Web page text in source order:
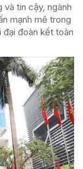
tin cậy, ngành
mạnh mẽ trong
đoàn kết toàn